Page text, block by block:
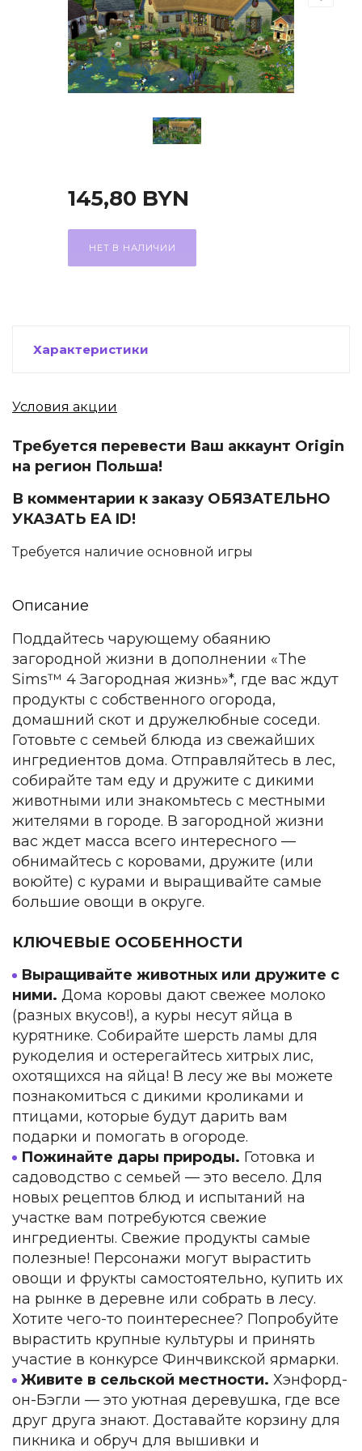
145,80 BYN
НЕТ В НАЛИЧИИ
Характеристики
Условия акции
Требуется перевести Ваш аккаунт Origin
на регион Польша!
В комментарии к заказу ОБЯЗАТЕЛЬНО
УКАЗАТЬ ЕА ID!
Требуется наличие основной игры
Описание
Поддайтесь чарующему обаянию
загородной жизни в дополнении «The
Sims™ 4 Загородная жизнь»*, где вас ждут
продукты с собственного огорода,
домашний скот и дружелюбные соседи.
Готовьте с семьей блюда из свежайших
ингредиентов дома. Отправляйтесь в лес,
собирайте там еду и дружите с дикими
животными или знакомьтесь с местными
жителями в городе. В загородной жизни
вас ждет масса всего интересного —
обнимайтесь с коровами, дружите (или
воюйте) с курами и выращивайте самые
большие овощи в округе.
КЛЮЧЕВЫЕ ОСОБЕННОСТИ
Выращивайте животных или дружите с
ними. Дома коровы дают свежее молоко
(разных вкусов!), а куры несут яйца в
курятнике. Собирайте шерсть ламы для
рукоделия и остерегайтесь хитрых лис,
охотящихся на яйца! В лесу же вы можете
познакомиться с дикими кроликами и
птицами, которые будут дарить вам
подарки и помогать в огороде.
Пожинайте дары природы. Готовка и
садоводство с семьей — это весело. Для
новых рецептов блюд и испытаний на
участке вам потребуются свежие
ингредиенты. Свежие продукты самые
полезные! Персонажи могут вырастить
овощи и фрукты самостоятельно, купить их
на рынке в деревне или собрать в лесу.
Хотите чего-то поинтереснее? Попробуйте
вырастить крупные культуры и принять
участие в конкурсе Финчвикской ярмарки.
Живите в сельской местности. Хэнфорд-
он-Бэгли — это уютная деревушка, где все
друг друга знают. Доставайте корзину для
пикника и обруч для вышивки и